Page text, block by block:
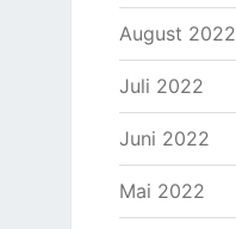
August 2022
Juli 2022
Juni 2022
Mai 2022